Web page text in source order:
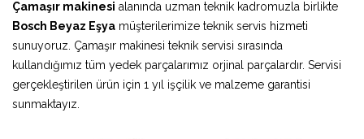
Çamaşır makinesi alanında uzman teknik kadromuzla birlikte
Bosch Beyaz Eşya müşterilerimize teknik servis hizmeti
sunuyoruz. Çamaşır makinesi teknik servisi sırasında
kullandığımız tüm yedek parçalarımız orjinal parçalardır. Servisi
gerçekleştirilen ürün için 1 yıl işçilik ve malzeme garantisi
sunmaktayız.